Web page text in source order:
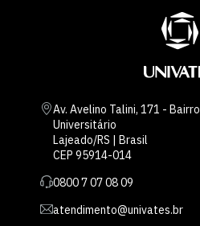
Av. Avelino Talini, 171 - Bairro
Universitário
Lajeado/RS | Brasil
CEP 95914-014
0800 7 07 08 09
atendimento@univates.br